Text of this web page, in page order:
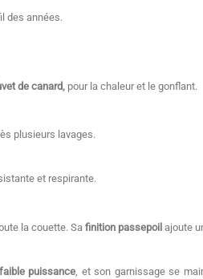
des années.
de canard, pour la chaleur et le gonflant.
plusieurs lavages.
et respirante.
la couette. Sa finition passepoil ajoute
faible puissance , et son garnissage se